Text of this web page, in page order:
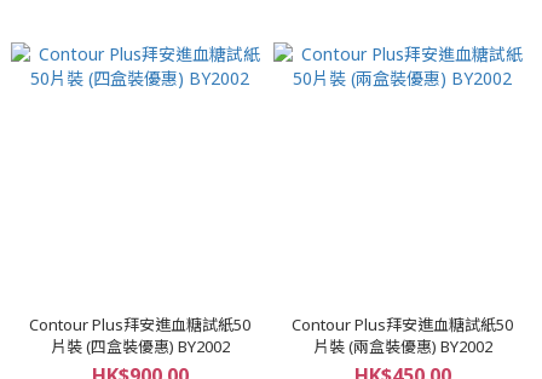
Contour Plus拜安進血糖試紙50
片裝 (四盒裝優惠) BY2002
Contour Plus拜安進血糖試紙50
片裝 (兩盒裝優惠) BY2002